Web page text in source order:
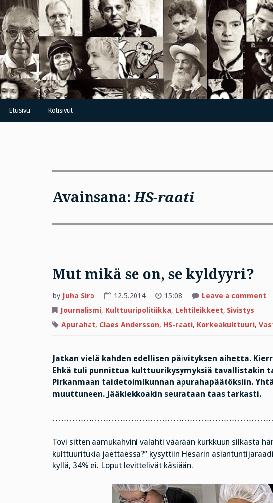
Skip
to
content
Etusivu Kotisivut
Avainsana:HS-raati
Mut mikä se on, se kyldyyri?
by Juha Siro 12.5.2014 15:08 Leave a commenton
Journalismi, Kulttuuripolitiikka, Lehtileikkeet, Sivistys
Apurahat, Claes Andersson, HS-raati, Korkeakulttuuri,
Jatkan vielä kahden edellisen päivityksen aihetta.
Ehkä tuli punnittua kulttuurikysymyksiä tavallistakin
Pirkanmaan taidetoimikunnan apurahapäätöksiin.
muuttuneen. Jääkiekkoakin seurataan taas tarkasti.
Tovi sitten aamukahvini valahti väärään kurkkuun silkasta
kulttuuritukia jaettaessa?” kysyttiin Hesarin
kyllä, 34% ei. Loput levittelivät käsiään.